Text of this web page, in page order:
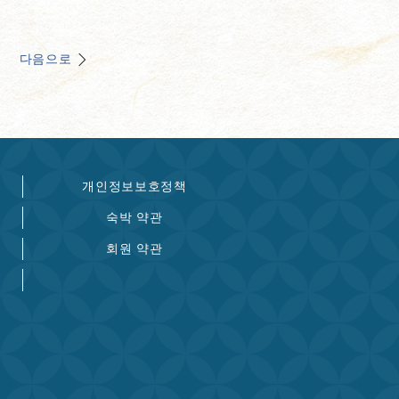
다음으로
개인정보보호정책
숙박 약관
회원 약관